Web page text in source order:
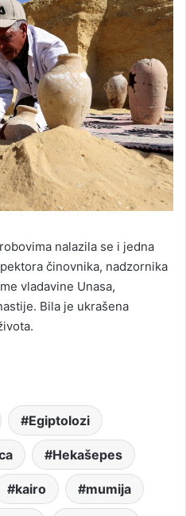
nalazila se i jedna
činovnika, nadzornika
vladavine Unasa,
Bila je ukrašena
Egiptolozi
Hekašepes
kairo mumija